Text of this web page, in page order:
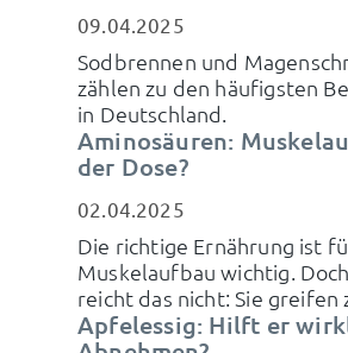
09.04.2025
Sodbrennen und
zählen zu den häufigsten
in Deutschland.
Aminosäuren:
der Dose?
02.04.2025
Die richtige Ernährung ist
Muskelaufbau wichtig.
reicht das nicht: Sie greifen
Apfelessig: Hilft er